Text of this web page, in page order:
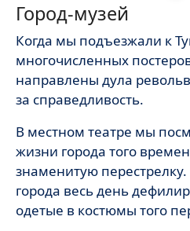
Город-музей
Когда мы подъезжали к
многочисленных
направлены дула
за справедливость.
В местном театре мы
жизни города того
знаменитую
города весь день
одетые в костюмы того